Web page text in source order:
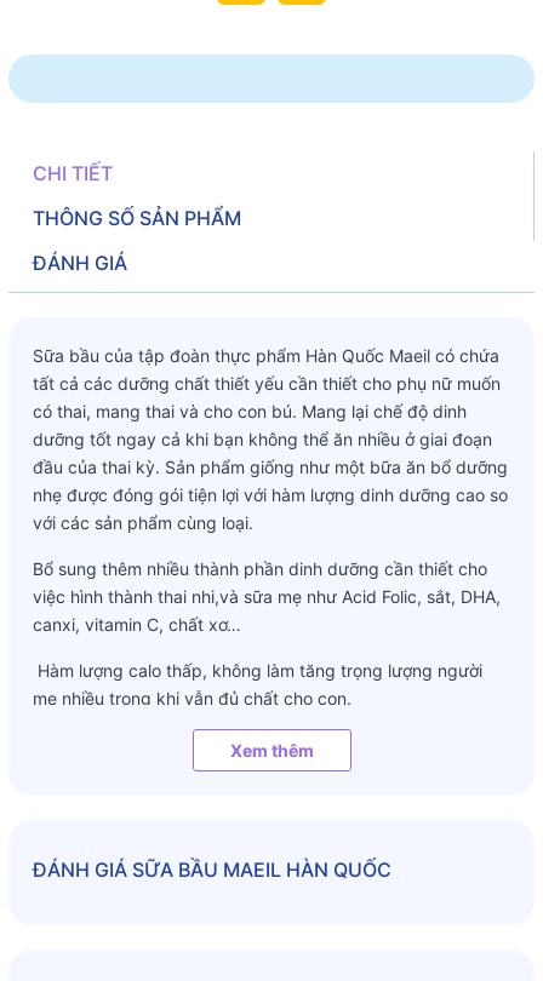
CHI TIẾT
THÔNG SỐ SẢN PHẨM
ĐÁNH GIÁ
Sữa bầu của tập đoàn thực phẩm Hàn Quốc Maeil có chứa
tất cả các dưỡng chất thiết yếu cần thiết cho phụ nữ muốn
có thai, mang thai và cho con bú. Mang lại chế độ dinh
dưỡng tốt ngay cả khi bạn không thể ăn nhiều ở giai đoạn
đầu của thai kỳ. Sản phẩm giống như một bữa ăn bổ dưỡng
nhẹ được đóng gói tiện lợi với hàm lượng dinh dưỡng cao so
với các sản phẩm cùng loại.
Bổ sung thêm nhiều thành phần dinh dưỡng cần thiết cho
việc hình thành thai nhi,và sữa mẹ như Acid Folic, sắt, DHA,
canxi, vitamin C, chất xơ…
Hàm lượng calo thấp, không làm tăng trọng lượng người
mẹ nhiều trong khi vẫn đủ chất cho con.
Sữa bầu dạng gói có vị ngon dịu, dễ uống, phù hợp ngay
cả với những người bị nghén ở giai đoạn đầu của thai kỳ.
đoạn đầu của thai kỳ.
Xem thêm
ĐÁNH GIÁ SỮA BẦU MAEIL HÀN QUỐC